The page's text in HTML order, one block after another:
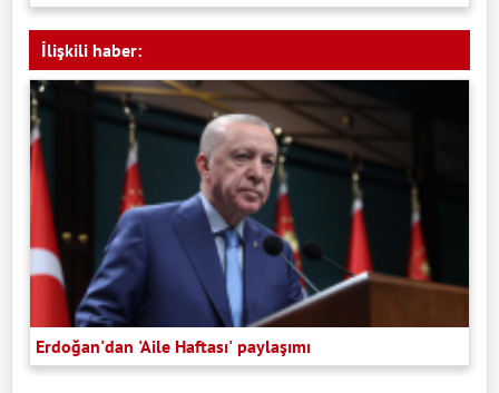
İlişkili haber:
Erdoğan'dan 'Aile Haftası' paylaşımı